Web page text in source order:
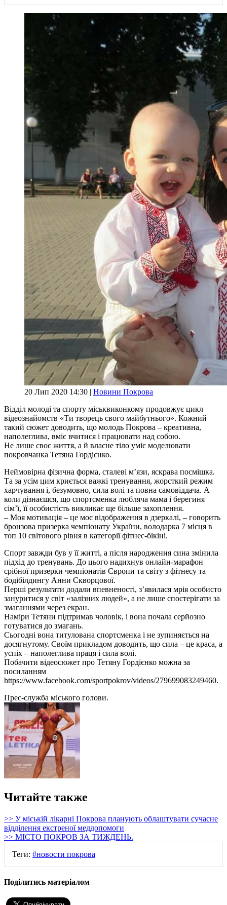
20 Лип 2020 14:30 | Новини Покрова
Відділ молоді та спорту міськвиконкому продовжує цикл
відеознайомств «Ти творець свого майбутнього». Кожний
такий сюжет доводить, що молодь Покрова – креативна,
наполеглива, вміє вчитися і працювати над собою.
Не лише своє життя, а й власне тіло уміє моделювати
покровчанка Тетяна Гордієнко.
Неймовірна фізична форма, сталеві м’язи, яскрава посмішка.
Та за усім цим криється важкі тренування, жорсткий режим
харчування і, безумовно, сила волі та повна самовіддача. А
коли дізнаєшся, що спортсменка любляча мама і берегиня
сім’ї, її особистість викликає ще більше захоплення.
– Моя мотивація – це моє відображення в дзеркалі, – говорить
бронзова призерка чемпіонату України, володарка 7 місця в
топ 10 світового рівня в категорії фітнес-бікіні.
Спорт завжди був у її житті, а після народження сина змінила
підхід до тренувань. До цього надихнув онлайн-марафон
срібної призерки чемпіонатів Європи та світу з фітнесу та
бодібілдингу Анни Скворцової.
Перші результати додали впевненості, з’явилася мрія особисто
зануритися у світ «залізних людей», а не лише спостерігати за
змаганнями через екран.
Наміри Тетяни підтримав чоловік, і вона почала серйозно
готуватися до змагань.
Сьогодні вона титулована спортсменка і не зупиняється на
досягнутому. Своїм прикладом доводить, що сила – це краса, а
успіх – наполеглива праця і сила волі.
Побачити відеосюжет про Тетяну Гордієнко можна за
посиланням
https://www.facebook.com/sportpokrov/videos/279699083249460.
Прес-служба міського голови.
Читайте также
>> У міській лікарні Покрова планують облаштувати сучасне
відділення екстреної меддопомоги
>> МІСТО ПОКРОВ ЗА ТИЖДЕНЬ.
Теги: #новости покрова
Поділитись матеріалом